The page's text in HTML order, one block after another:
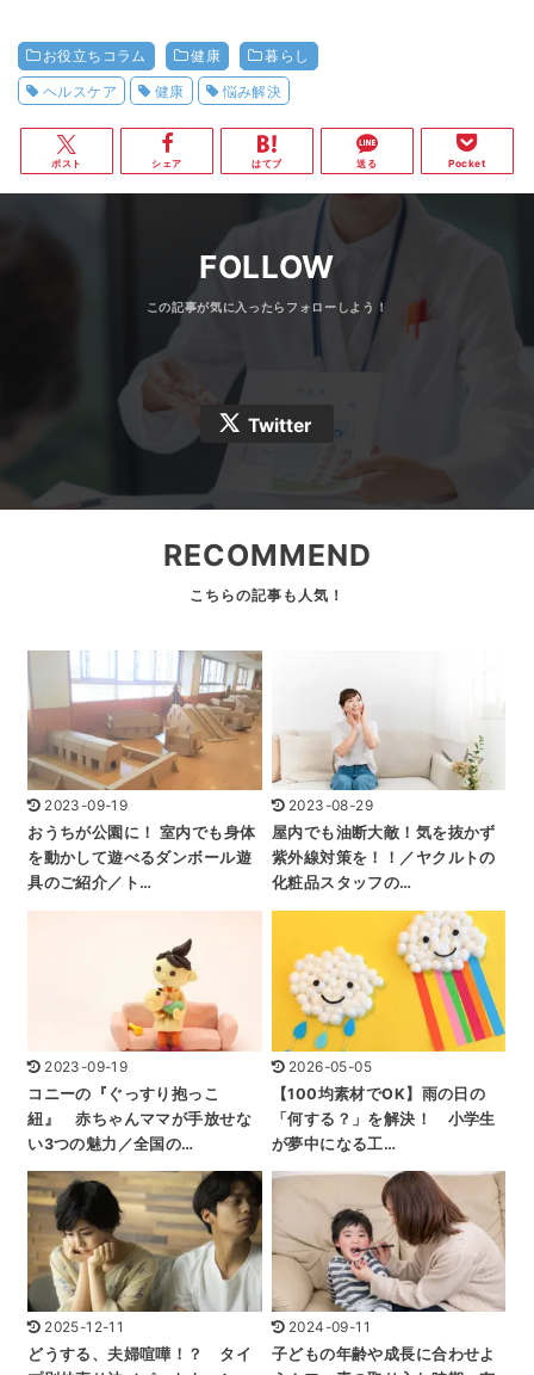
お役立ちコラム 健康
暮らし
ヘルスケア
健康 悩み解決
ポスト シェア はてブ 送る Pocket
FOLLOW
Twitter
RECOMMEND
2023-09-19
おうちが公園に！ 室内でも身体
を動かして遊べるダンボール遊
具のご紹介／ト…
2023-08-29
屋内でも油断大敵！気を抜かず
紫外線対策を！！／ヤクルトの
化粧品スタッフの…
2023-09-19
コニーの『ぐっすり抱っこ
紐』 赤ちゃんママが手放せな
い3つの魅力／全国の…
2026-05-05
【100均素材でOK】雨の日の
「何する？」を解決！ 小学生
が夢中になる工…
2025-12-11
どうする、夫婦喧嘩！？ タイ
2024-09-11
子どもの年齢や成長に合わせよ